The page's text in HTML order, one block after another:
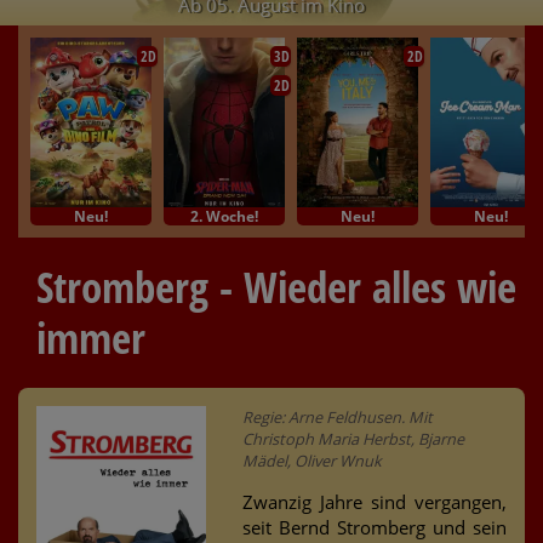
2D
Neu!
3D
2D
2. Woche!
2D
Neu! Neu!
Stromberg - Wieder alles wie
immer
Regie: Arne Feldhusen. Mit
Christoph Maria Herbst, Bjarne
Mädel, Oliver Wnuk
Zwanzig Jahre sind vergangen,
seit Bernd Stromberg und sein